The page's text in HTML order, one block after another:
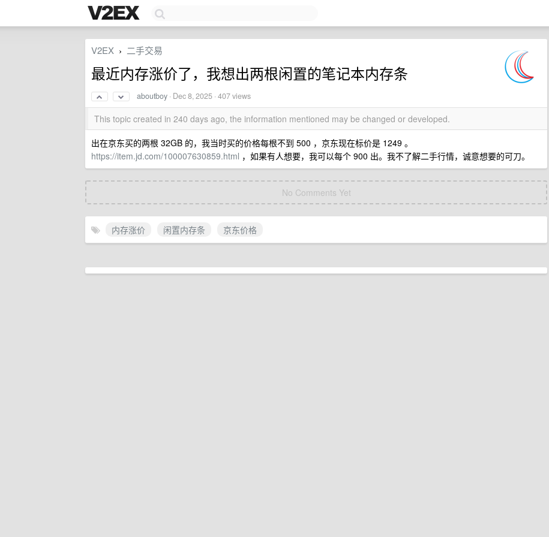
V2EX › 二手交易
最近内存涨价了，我想出两根闲置的笔记本内存条
aboutboy · Dec 8, 2025 · 407 views
This topic created in 240 days ago, the information mentioned may be changed or developed.
出在京东买的两根 32GB 的，我当时买的价格每根不到 500 ，京东现在标价是 1249 。
https://item.jd.com/100007630859.html ，如果有人想要，我可以每个 900 出。我不了解二手行情，诚意想要的可刀。
No Comments Yet
内存涨价 闲置内存条 京东价格